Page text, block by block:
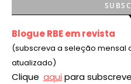
Blogue RBE em revista
(subscreva a seleção mensal
atualizado)
Clique aqui para